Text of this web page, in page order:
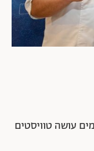
עושה טוויסטים